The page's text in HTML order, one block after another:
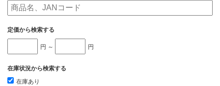
定価から検索する
円 ～ 円
在庫状況から検索する
在庫あり